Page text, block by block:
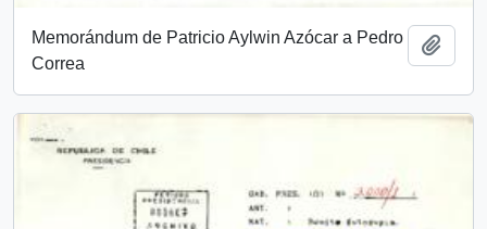
Memorándum de Patricio Aylwin Azócar a Pedro
Correa